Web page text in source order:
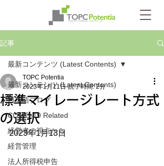
記事
最新コンテンツ (Latest Contents)
日本語ブログ
COVID-19 Related
経営者の視点から
経営管理
法人所得税申告
最新コンテンツ (Latest Contents)
標準マイレージレート方式
の選択
TOPC Potentia
2023年1月11日 読了時間: 2分
2023年1月13日